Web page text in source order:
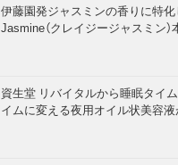
伊藤園発ジャスミンの香りに特
Jasmine（クレイジージャスミン）
資生堂 リバイタルから睡眠タイ
イムに変える夜用オイル状美容